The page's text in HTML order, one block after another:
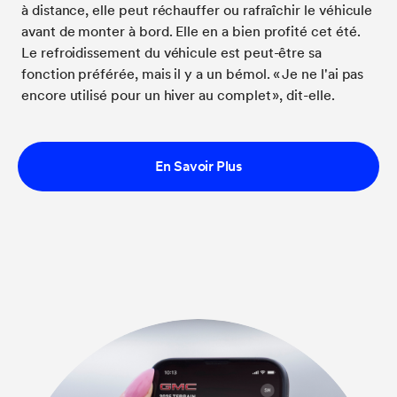
à distance, elle peut réchauffer ou rafraîchir le véhicule
avant de monter à bord. Elle en a bien profité cet été.
Le refroidissement du véhicule est peut-être sa
fonction préférée, mais il y a un bémol. « Je ne l'ai pas
encore utilisé pour un hiver au complet », dit-elle.
En Savoir Plus